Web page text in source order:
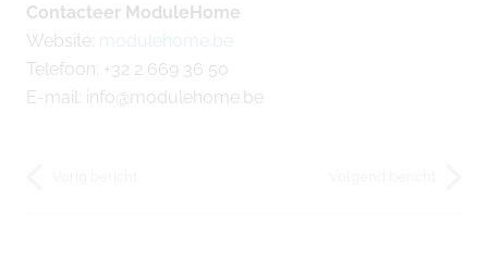
Contacteer ModuleHome
Website: modulehome.be
Telefoon: +32 2 669 36 50
E-mail: info@modulehome.be